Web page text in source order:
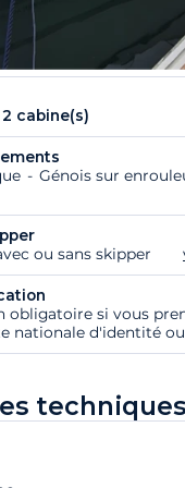
2 cabine(s)
Génois sur
ou sans skipper
obligatoire si vous
nationale d'identité